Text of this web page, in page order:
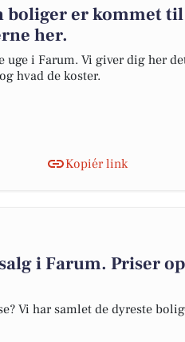
boliger er kommet
her.
uge i Farum. Vi giver dig her
hvad de koster.
Kopiér link
i Farum. Priser
Vi har samlet de dyreste